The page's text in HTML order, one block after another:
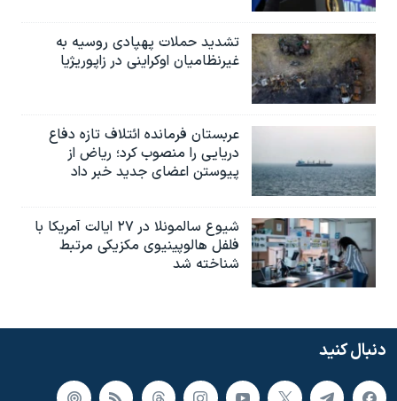
تشدید حملات پهپادی روسیه به
غیرنظامیان اوکراینی در زاپوریژیا
عربستان فرمانده ائتلاف تازه دفاع
دریایی را منصوب کرد؛ ریاض از
پیوستن اعضای جدید خبر داد
شیوع سالمونلا در ۲۷ ایالت آمریکا با
فلفل هالوپینیوی مکزیکی مرتبط
شناخته شد
دنبال کنید